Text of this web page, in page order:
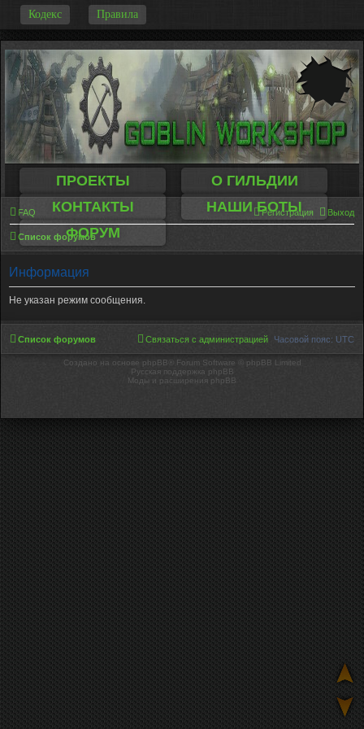
Кодекс Правила
ПРОЕКТЫ
О ГИЛЬДИИ
КОНТАКТЫ
НАШИ БОТЫ
ФОРУМ
FAQ Выход
Регистрация
Список форумов
Информация
Не указан режим сообщения.
Список форумов Часовой пояс: UTC
Связаться с администрацией
Создано на основе phpBB® Forum Software © phpBB Limited
Русская поддержка phpBB
Моды и расширения phpBB